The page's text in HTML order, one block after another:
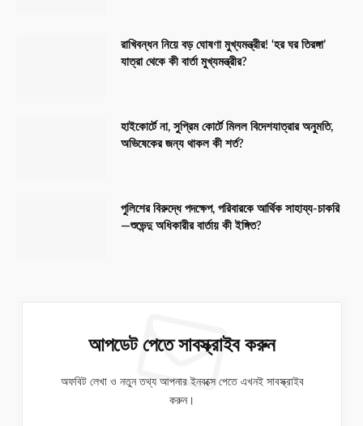
রাখিবন্ধন নিয়ে বড় ঘোষণা মুখ্যমন্ত্রীর! ‘হর ঘর তিরঙ্গা’
যাত্রা থেকে কী বার্তা মুখ্যমন্ত্রীর?
হাইকোর্টে না, সুপ্রিম কোর্টে মিলল বিদেশযাত্রার অনুমতি,
অভিষেকের জন্য থাকল কী শর্ত?
পুলিশের বিরুদ্ধে পদক্ষেপ, পরিবারকে আর্থিক সাহায্য-চাকরি
—শুভেন্দু অধিকারীর বার্তায় কী ইঙ্গিত?
আপডেট পেতে সাবস্ক্রাইব করুন
অফবিট লেখা ও নতুন তথ্য আপনার ইনবক্সে পেতে এখনই সাবস্ক্রাইব
করুন।